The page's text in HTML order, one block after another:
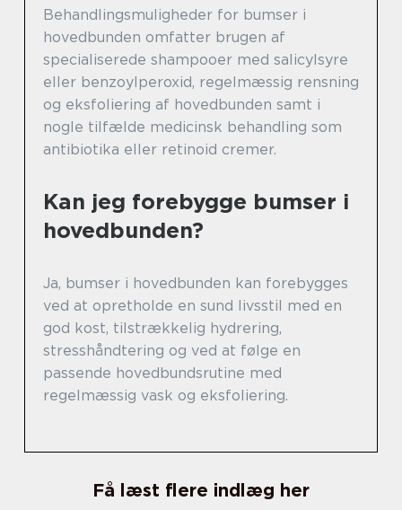
Behandlingsmuligheder for bumser i
hovedbunden omfatter brugen af
specialiserede shampooer med salicylsyre
eller benzoylperoxid, regelmæssig rensning
og eksfoliering af hovedbunden samt i
nogle tilfælde medicinsk behandling som
antibiotika eller retinoid cremer.
Kan jeg forebygge bumser i
hovedbunden?
Ja, bumser i hovedbunden kan forebygges
ved at opretholde en sund livsstil med en
god kost, tilstrækkelig hydrering,
stresshåndtering og ved at følge en
passende hovedbundsrutine med
regelmæssig vask og eksfoliering.
Få læst flere indlæg her